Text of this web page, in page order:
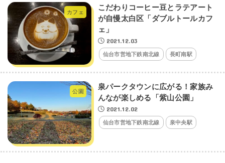
カフェ
こだわりコーヒー豆とラテアート
が自慢太白区「ダブルトールカフ
ェ」
2021.12.03
仙台市営地下鉄南北線 長町南駅
公園
泉パークタウンに広がる！家族み
んなが楽しめる「紫山公園」
2021.12.02
仙台市営地下鉄南北線 泉中央駅